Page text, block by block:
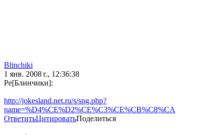
Blinchiki
1 янв. 2008 г., 12:36:38
Ре[Блинчики]:
http://jokesland.net.ru/s/sng.php?
name=%D4%CE%D2%CE%C3%CE%CB%C8%CA
ОтветитьЦитироватьПоделиться